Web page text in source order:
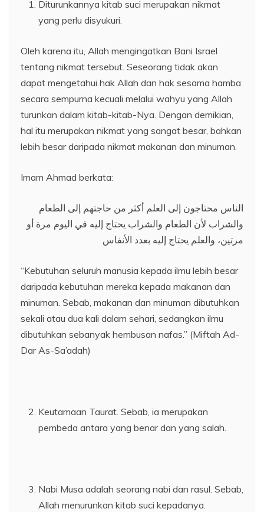
Diturunkannya kitab suci merupakan nikmat
yang perlu disyukuri.
Oleh karena itu, Allah mengingatkan Bani Israel
tentang nikmat tersebut. Seseorang tidak akan
dapat mengetahui hak Allah dan hak sesama hamba
secara sempurna kecuali melalui wahyu yang Allah
turunkan dalam kitab-kitab-Nya. Dengan demikian,
hal itu merupakan nikmat yang sangat besar, bahkan
lebih besar daripada nikmat makanan dan minuman.
Imam Ahmad berkata:
الناس محتاجون إلى العلم أكثر من حاجتهم إلى الطعام
والشراب لأن الطعام والشراب يحتاج إليه في اليوم مرة أو
مرتين، والعلم يحتاج إليه بعدد الأنفاس
“Kebutuhan seluruh manusia kepada ilmu lebih besar
daripada kebutuhan mereka kepada makanan dan
minuman. Sebab, makanan dan minuman dibutuhkan
sekali atau dua kali dalam sehari, sedangkan ilmu
dibutuhkan sebanyak hembusan nafas.” (Miftah Ad-
Dar As-Sa’adah)
Keutamaan Taurat. Sebab, ia merupakan
pembeda antara yang benar dan yang salah.
Nabi Musa adalah seorang nabi dan rasul. Sebab,
Allah menurunkan kitab suci kepadanya.